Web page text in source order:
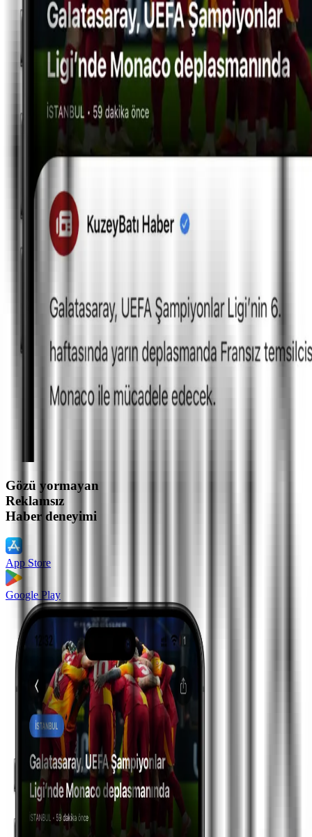
Gözü yormayan
Reklamsız
Haber deneyimi
App Store
Google Play